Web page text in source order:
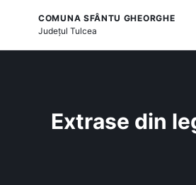
COMUNA SFÂNTU GHEORGHE
Județul Tulcea
Extrase din